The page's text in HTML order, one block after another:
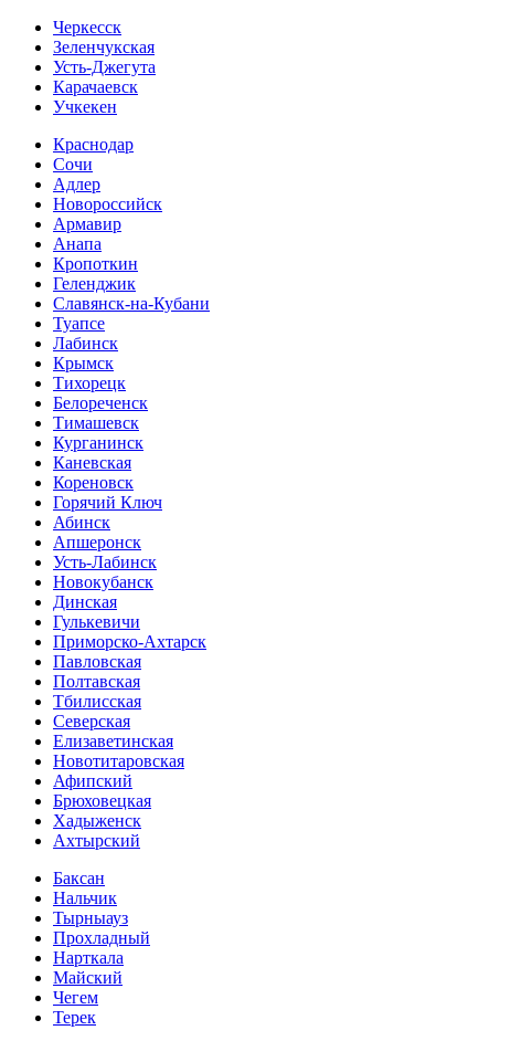
Черкесск
Зеленчукская
Усть-Джегута
Карачаевск
Учкекен
Краснодар
Сочи
Адлер
Новороссийск
Армавир
Анапа
Кропоткин
Геленджик
Славянск-на-Кубани
Туапсе
Лабинск
Крымск
Тихорецк
Белореченск
Тимашевск
Курганинск
Каневская
Кореновск
Горячий Ключ
Абинск
Апшеронск
Усть-Лабинск
Новокубанск
Динская
Гулькевичи
Приморско-Ахтарск
Павловская
Полтавская
Тбилисская
Северская
Елизаветинская
Новотитаровская
Афипский
Брюховецкая
Хадыженск
Ахтырский
Баксан
Нальчик
Тырныауз
Прохладный
Нарткала
Майский
Чегем
Терек